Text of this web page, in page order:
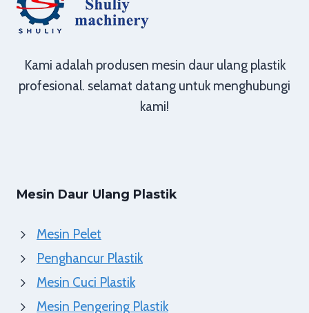
Kami adalah produsen mesin daur ulang plastik
profesional. selamat datang untuk menghubungi
kami!
Mesin Daur Ulang Plastik
Mesin Pelet
Penghancur Plastik
Mesin Cuci Plastik
Mesin Pengering Plastik